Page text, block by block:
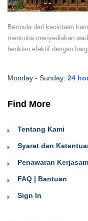
Bermula dari kecintaan
mencoba menyediakan
beriklan efektif dengan
Monday - Sunday: 24
Find More
Tentang Kami
Syarat dan
Penawaran
FAQ | Bantuan
Sign In